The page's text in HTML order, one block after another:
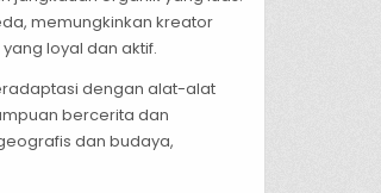
memungkinkan kreator
loyal dan aktif.
dengan alat-alat
bercerita dan
dan budaya,